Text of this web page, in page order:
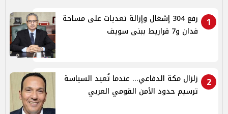
1
رفع 304 إشغال وإزالة تعديات على مساحة
فدان و7 قراريط ببنى سويف
2
زلزال مكة الدفاعي... عندما تُعيد السياسة
ترسيم حدود الأمن القومي العربي